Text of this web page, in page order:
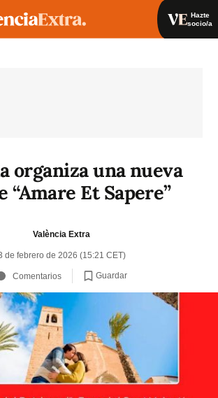
Hazte
socio/a
organiza una nueva
“Amare Et Sapere”
València Extra
de febrero de 2026 (15:21 CET)
Comentarios Guardar